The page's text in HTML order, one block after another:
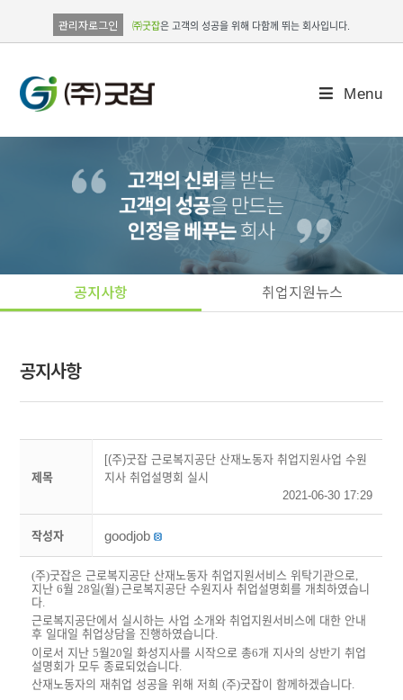
관리자로그인 ㈜굿잡은 고객의 성공을 위해 다함께 뛰는 회사입니다.
Menu
공지사항 취업지원뉴스
공지사항
제목
[(주)굿잡 근로복지공단 산재노동자 취업지원사업 수원
지사 취업설명회 실시
2021-06-30 17:29
작성자 goodjob
(주)굿잡은 근로복지공단 산재노동자 취업지원서비스 위탁기관으로
지난6월 28일(월)근로복지공단 수원지사 취업설명회를 개최하였습니
다
근로복지공단에서 실시하는 사업 소개와 취업지원서비스에 대한 안내
후 일대일 취업상담을 진행하였습니다.
이로서 지난5월 20일 화성지사를 시작으로 총6개 지사의 상반기 취업
설명회가 모두 종료되었습니다
산재노동자의 재취업 성공을 위해 저희(주)굿잡이 함께하겠습니다